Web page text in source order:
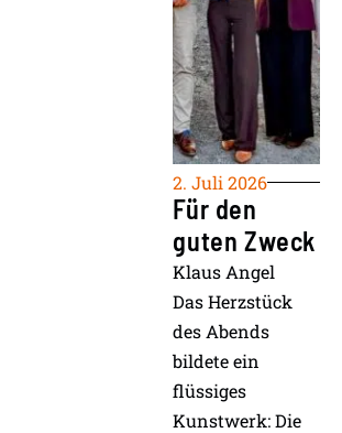
2. Juli 2026
Für den
guten Zweck
Klaus Angel
Das Herzstück
des Abends
bildete ein
flüssiges
Kunstwerk: Die